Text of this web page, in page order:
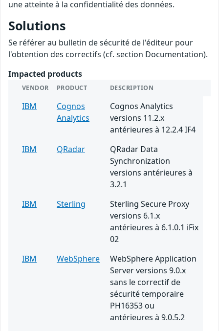
une atteinte à la confidentialité des données.
Solutions
Se référer au bulletin de sécurité de l'éditeur pour
l'obtention des correctifs (cf. section Documentation).
Impacted products
VENDOR PRODUCT DESCRIPTION
IBM
Cognos
Analytics
Cognos Analytics
versions 11.2.x
antérieures à 12.2.4 IF4
IBM
QRadar
QRadar Data
Synchronization
versions antérieures à
3.2.1
IBM
Sterling
Sterling Secure Proxy
versions 6.1.x
antérieures à 6.1.0.1 iFix
02
IBM
WebSphere
WebSphere Application
Server versions 9.0.x
sans le correctif de
sécurité temporaire
PH16353 ou
antérieures à 9.0.5.2